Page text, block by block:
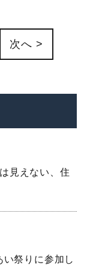
次へ >
見えない、住
い祭りに参加し